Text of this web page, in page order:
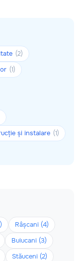
(2)
(1)
și instalare (1)
Râșcani (4)
Buiucani (3)
Stăuceni (2)